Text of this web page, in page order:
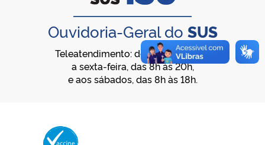
Ouvidoria-Geral do SUS
Teleatendimento: de segunda-feira
a sexta-feira, das 8h às 20h,
e aos sábados, das 8h às 18h.